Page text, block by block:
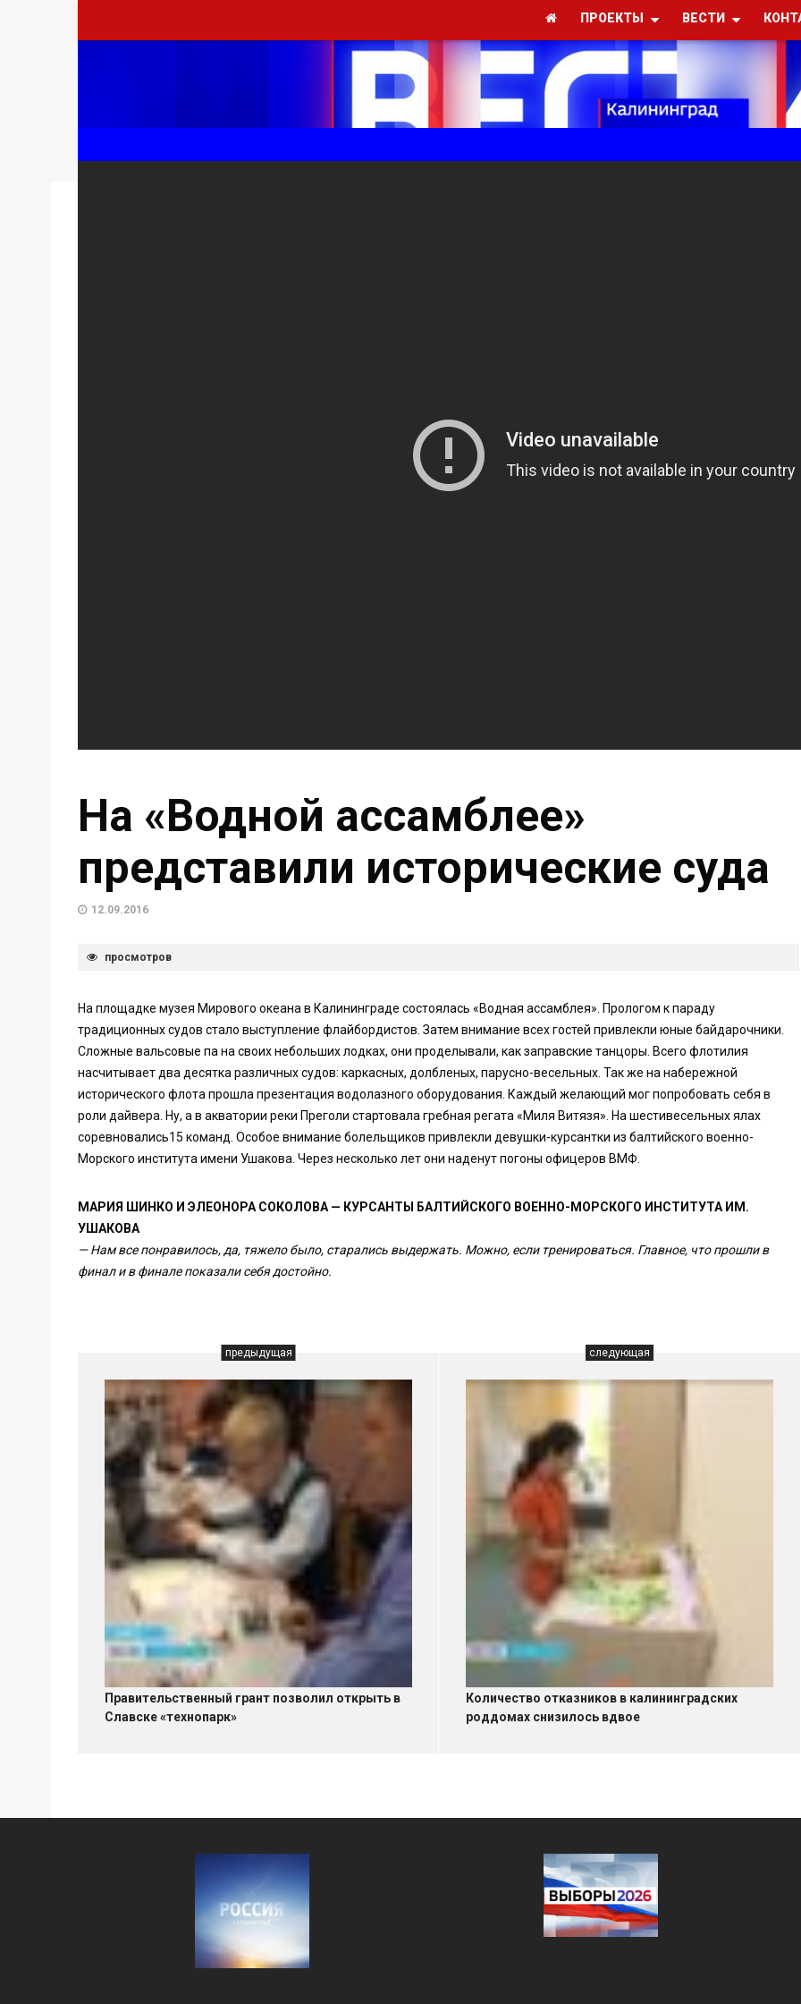
ПРОЕКТЫ ВЕСТИ
На «Водной ассамблее»
представили исторические суда
12.09.2016
просмотров
На площадке музея Мирового океана в Калининграде состоялась «Водная ассамблея». Прологом к параду
традиционных судов стало выступление флайбордистов. Затем внимание всех гостей привлекли юные байдарочники.
Сложные вальсовые па на своих небольших лодках, они проделывали, как заправские танцоры. Всего флотилия
насчитывает два десятка различных судов: каркасных, долбленых, парусно-весельных. Так же на набережной
исторического флота прошла презентация водолазного оборудования. Каждый желающий мог попробовать себя в
роли дайвера. Ну, а в акватории реки Преголи стартовала гребная регата «Миля Витязя». На шестивесельных ялах
соревновались15 команд. Особое внимание болельщиков привлекли девушки-курсантки из балтийского военно-
Морского института имени Ушакова. Через несколько лет они наденут погоны офицеров ВМФ.
МАРИЯ ШИНКО И ЭЛЕОНОРА СОКОЛОВА — КУРСАНТЫ БАЛТИЙСКОГО ВОЕННО-МОРСКОГО ИНСТИТУТА ИМ.
УШАКОВА
— Нам все понравилось, да, тяжело было, старались выдержать. Можно, если тренироваться. Главное, что прошли в
финал и в финале показали себя достойно.
предыдущая
Правительственный грант позволил открыть в
Славске «технопарк»
следующая
Количество отказников в калининградских
роддомах снизилось вдвое